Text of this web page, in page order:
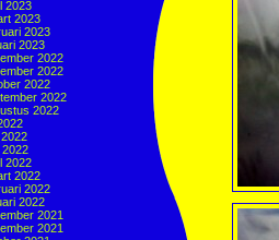
2023
2023
2023
2023
2022
2022
2022
2022
2022
2022
2022
2022
2022
2022
2021
2021